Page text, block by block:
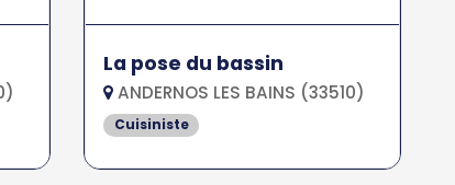
La pose du bassin
ANDERNOS LES BAINS (33510)
Cuisiniste